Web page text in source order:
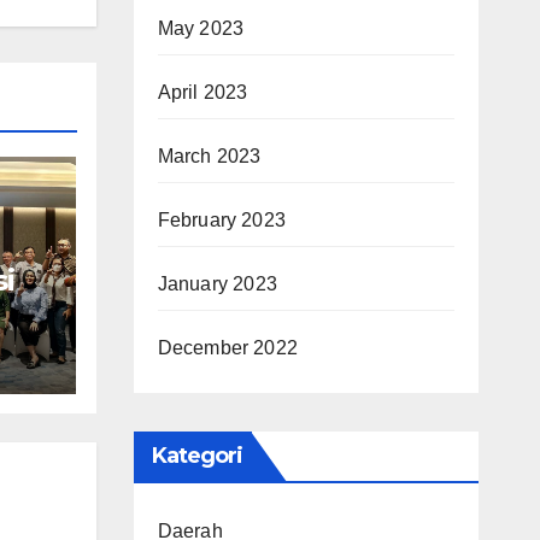
May 2023
April 2023
March 2023
February 2023
January 2023
December 2022
Kategori
Daerah